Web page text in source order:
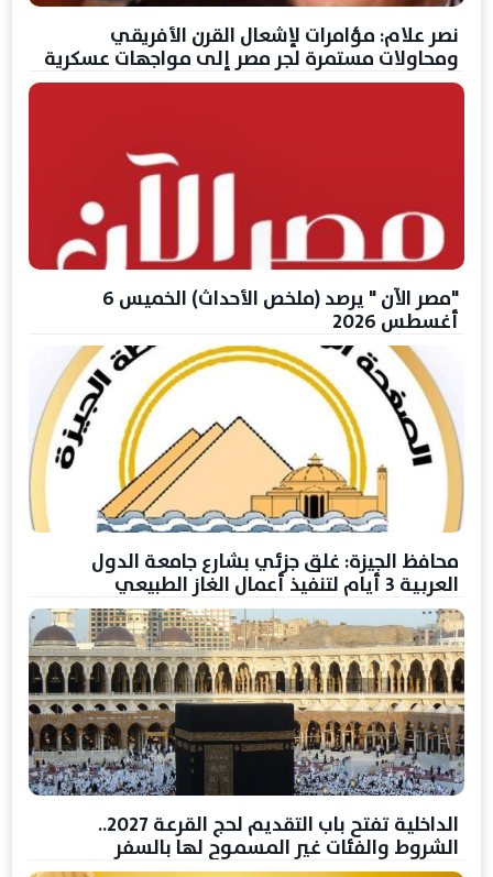
نصر علام: مؤامرات لإشعال القرن الأفريقي
ومحاولات مستمرة لجر مصر إلى مواجهات عسكرية
"مصر الآن " يرصد (ملخص الأحداث) الخميس 6
أغسطس 2026
محافظ الجيزة: غلق جزئي بشارع جامعة الدول
العربية 3 أيام لتنفيذ أعمال الغاز الطبيعي
الداخلية تفتح باب التقديم لحج القرعة 2027..
الشروط والفئات غير المسموح لها بالسفر